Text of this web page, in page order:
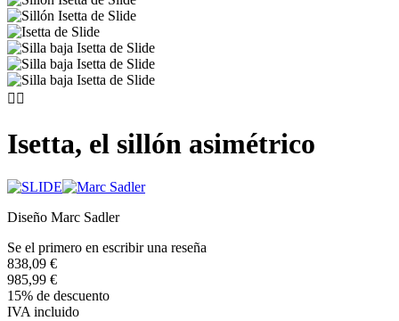
 
Isetta, el sillón asimétrico
Diseño Marc Sadler
Se el primero en escribir una reseña
838,09 €
985,99 €
15% de descuento
IVA incluido